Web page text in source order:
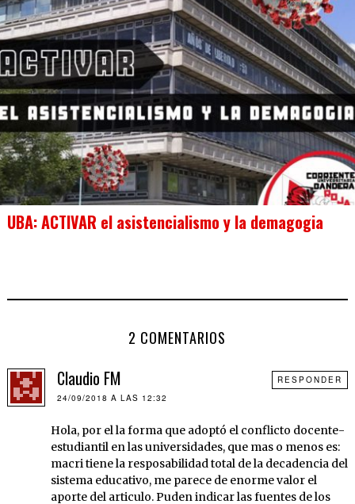
UBA: ACTIVAR el asistencialismo y la demagogia
2 COMENTARIOS
Claudio FM
24/09/2018 A LAS 12:32
Hola, por el la forma que adoptó el conflicto docente-
estudiantil en las universidades, que mas o menos es:
macri tiene la resposabilidad total de la decadencia del
sistema educativo, me parece de enorme valor el
aporte del articulo. Puden indicar las fuentes de los
RESPONDER